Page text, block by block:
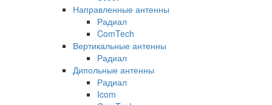
Направленные антенны
Радиал
ComTech
Вертикальные антенны
Радиал
Дипольные антенны
Радиал
Icom